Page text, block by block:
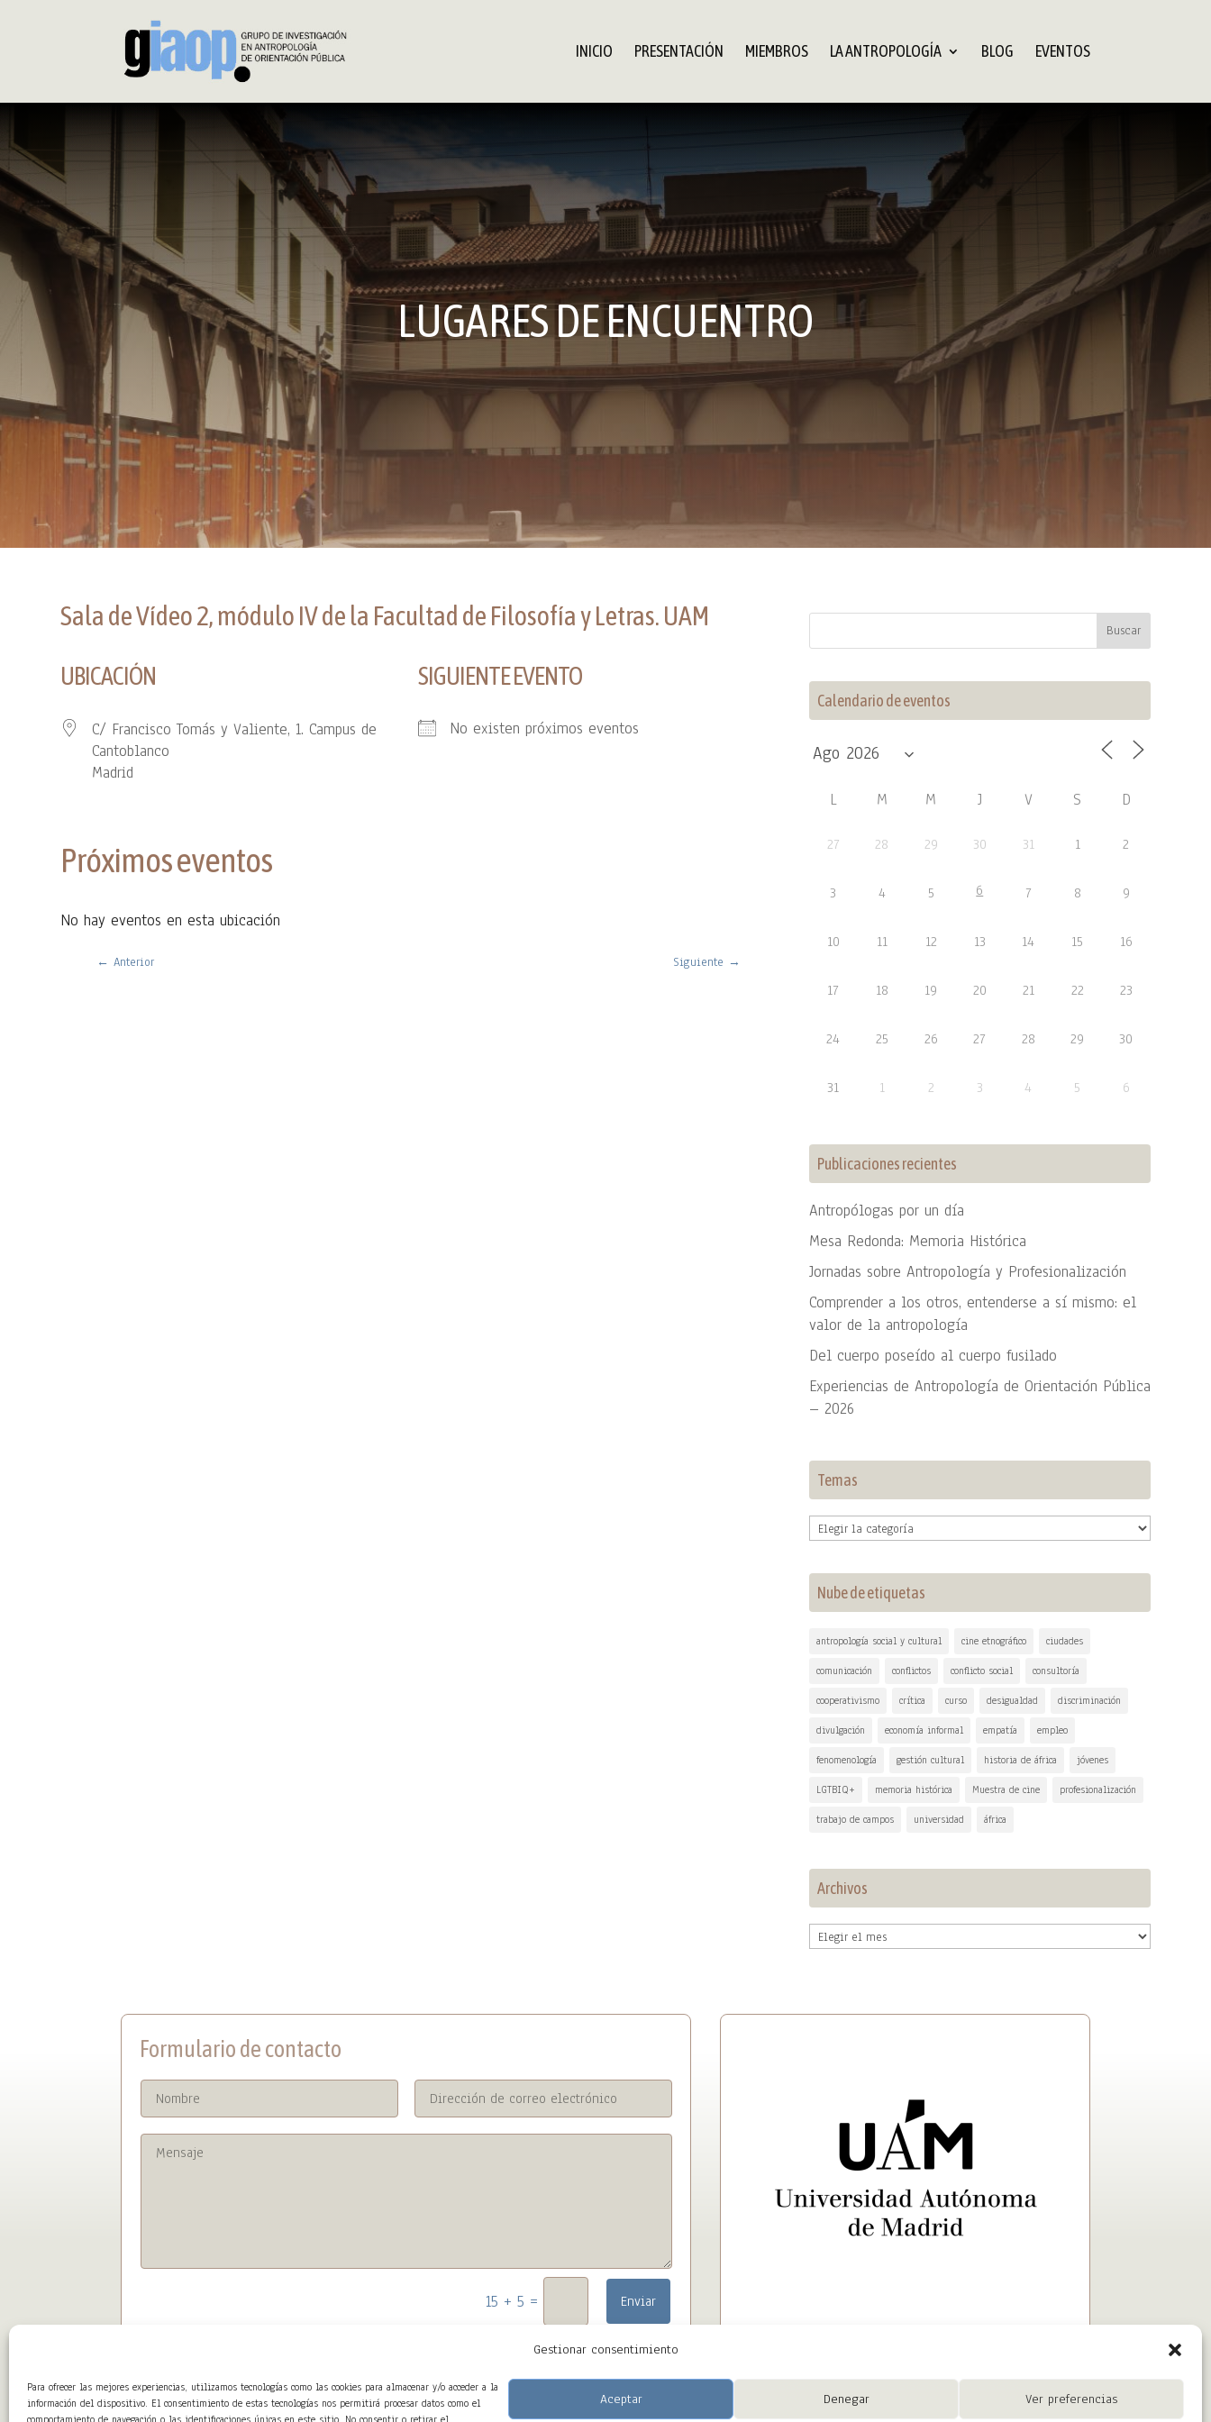
Gestionar consentimiento
Para ofrecer las mejores experiencias, utilizamos tecnologías como las cookies para almacenar y/o acceder a la
información del dispositivo. El consentimiento de estas tecnologías nos permitirá procesar datos como el
Aceptar Denegar Ver preferencias
INICIO PRESENTACIÓN MIEMBROS LA ANTROPOLOGÍA BLOG EVENTOS
LUGARES DE ENCUENTRO
Sala de Vídeo 2, módulo IV de la Facultad de Filosofía y Letras. UAM
UBICACIÓN
C/ Francisco Tomás y Valiente, 1. Campus de
Cantoblanco
Madrid
SIGUIENTE EVENTO
No existen próximos eventos
Próximos eventos
No hay eventos en esta ubicación
← Anterior Siguiente →
Calendario de eventos
L M M J V S D
27 28 29 30 31 1 2
3 4 5 6 7 8 9
10 11 12 13 14 15 16
17 18 19 20 21 22 23
24 25 26 27 28 29 30
31 1 2 3 4 5 6
Publicaciones recientes
Antropólogas por un día
Mesa Redonda: Memoria Histórica
Jornadas sobre Antropología y Profesionalización
Comprender a los otros, entenderse a sí mismo: el
valor de la antropología
Del cuerpo poseído al cuerpo fusilado
Experiencias de Antropología de Orientación Pública
– 2026
Temas
Temas
Nube de etiquetas
antropología social y cultural cine etnográfico ciudades
comunicación conflictos conflicto social consultoría
cooperativismo crítica curso desigualdad discriminación
divulgación economía informal empatía empleo
fenomenología gestión cultural historia de áfrica jóvenes
LGTBIQ+ memoria histórica Muestra de cine profesionalización
trabajo de campos universidad áfrica
Archivos
Archivos
Formulario de contacto
15 + 5 = Enviar